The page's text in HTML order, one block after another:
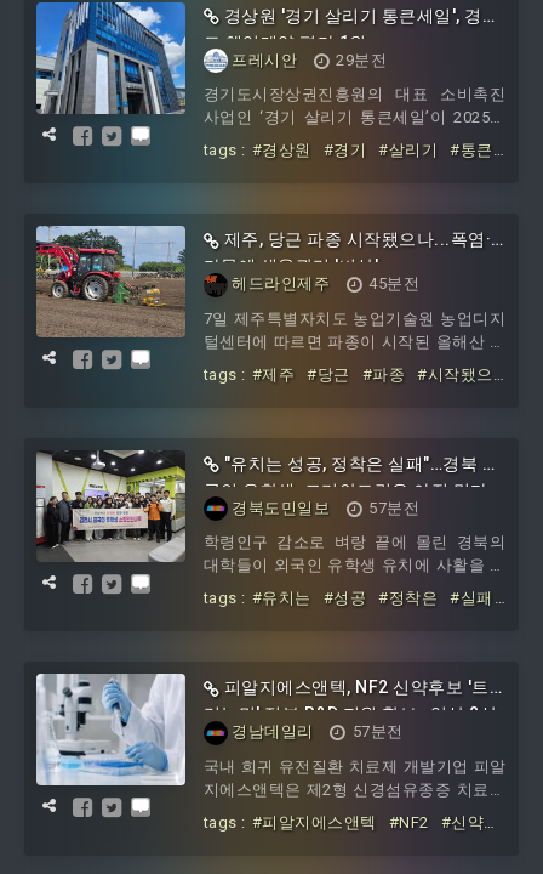
경상원 '경기 살리기 통큰세일', 경기
도 책임계약 평가 1위
프레시안
29분전
경기도시장상권진흥원의 대표 소비촉진
사업인 ‘경기 살리기 통큰세일’이 2025년
경기도 책임계약 평가에서 1위를 차지했
다. 경상원은 ‘통큰세일’과 경기신용보증
tags : #경상원 #경기 #살리기
#통큰
제주, 당근 파종 시작됐으나...폭염·
가뭄에 생육관리 '비상'
헤드라인제주
45분전
7일 제주특별자치도 농업기술원 농업디지
털센터에 따르면 파종이 시작된 올해산 당
근의 7월31일 기준 파종률 약 20% 수준으
로 집계됐다.이는 지난해 같은 기간보다
60%에 달했지만, 그 외 지역은 지연되고
있다. 남은 파종은 8월 상순에 집중적으로
이뤄져 8월 20일경 대부분 마무리될 것으
로 예상된다.올해 작황의 가장 큰 변수는
기상이다. 제주지역의 7월 평균기온은
27.0℃로 평년보다 1.9℃ 높았고, 강수량은
평년의 51% 수준에 그
tags : #제주 #당근 #파종
#시작됐으
"유치는 성공, 정착은 실패"…경북 외
국인 유학생, 코리안드림은 아직 멀다
경북도민일보
57분전
학령인구 감소로 벼랑 끝에 몰린 경북의
대학들이 외국인 유학생 유치에 사활을 걸
어온 지 20년. 그 결과 유학생 수는 눈에 띄
게 늘었지만, 정작 이들이 졸업 후
tags : #유치는 #성공 #정착은
#실패
피알지에스앤텍, NF2 신약후보 '트
리뉴민' 정부 R&D 지원 확보…임상 2상
준비 본격화
경남데일리
57분전
국내 희귀 유전질환 치료제 개발기업 피알
지에스앤텍은 제2형 신경섬유종증 치료제
후보물질 '트리뉴민'
tags : #피알지에스앤텍 #NF2
#신약후